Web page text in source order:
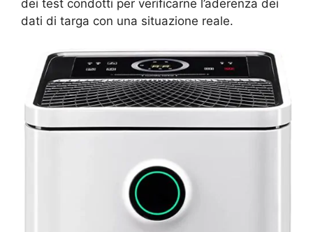
dei test condotti per verificarne l’aderenza dei
dati di targa con una situazione reale.